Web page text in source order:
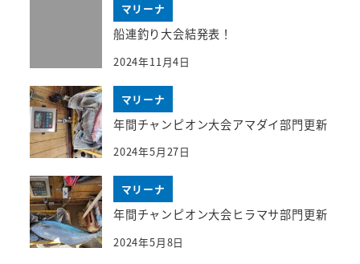
マリーナ
船連釣り大会結発表！
2024年11月4日
マリーナ
年間チャンピオン大会アマダイ部門更新
2024年5月27日
マリーナ
年間チャンピオン大会ヒラマサ部門更新
2024年5月8日